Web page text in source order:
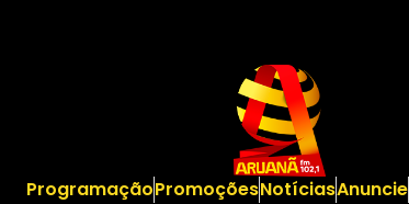
ProgramaçãoPromoçõesNotíciasAnuncie